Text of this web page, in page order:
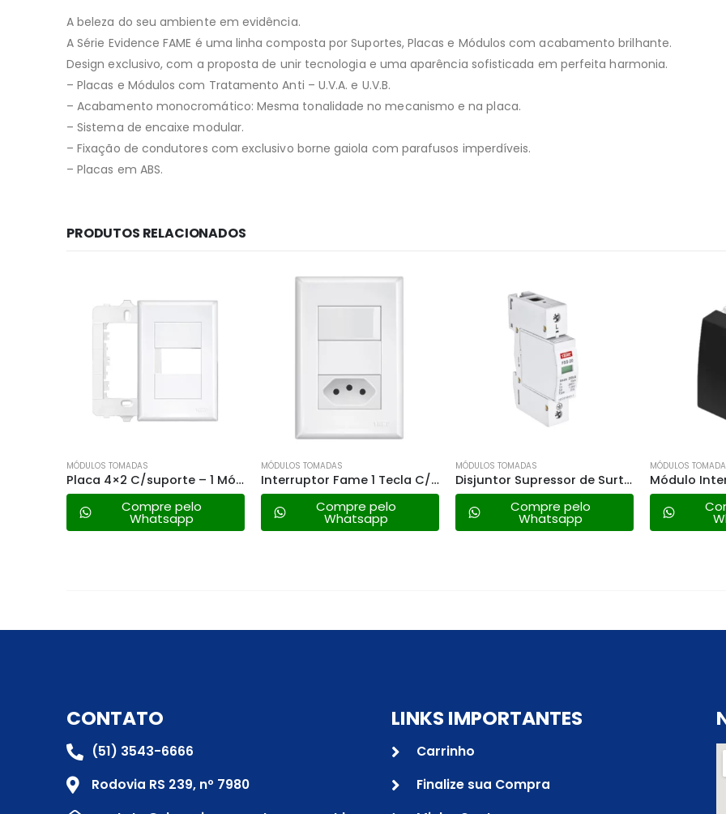
A beleza do seu ambiente em evidência.
A Série Evidence FAME é uma linha composta por Suportes, Placas e Módulos com acabamento brilhante.
Design exclusivo, com a proposta de unir tecnologia e uma aparência sofisticada em perfeita harmonia.
– Placas e Módulos com Tratamento Anti – U.V.A. e U.V.B.
– Acabamento monocromático: Mesma tonalidade no mecanismo e na placa.
– Sistema de encaixe modular.
– Fixação de condutores com exclusivo borne gaiola com parafusos imperdíveis.
– Placas em ABS.
PRODUTOS RELACIONADOS
MÓDULOS TOMADAS
Interruptor Fame 1 Tecla C/tomada Distanciada – 3889 Evidence
Compre pelo
Whatsapp
MÓDULOS TOMADAS
Disjuntor Supressor de Surto 20ka – Fame
Compre pelo
Whatsapp
MÓDULOS TOMADAS
Módulo Interruptor Simples Fame – 4027 Habitat Black
Compre pelo
Whatsapp
FORA
MÓDULOS
CONTATO
(51) 3543-6666
Rodovia RS 239, nº 7980
LINKS IMPORTANTES
Carrinho
Finalize sua Compra